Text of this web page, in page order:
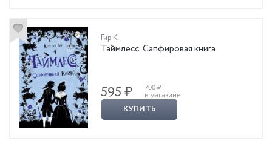
Гир К.
Таймлесс. Сапфировая книга
595 ₽
700 ₽
в магазине
КУПИТЬ